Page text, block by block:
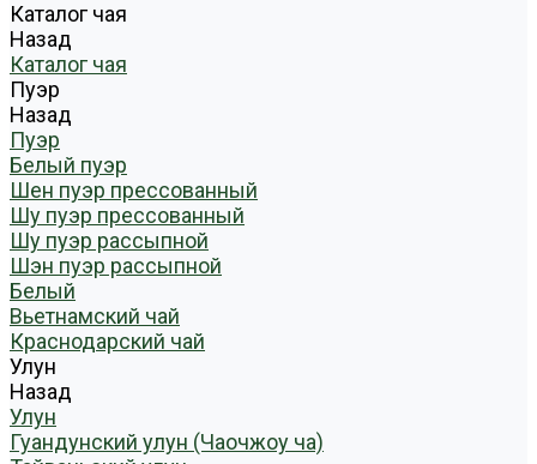
Каталог чая
Назад
Каталог чая
Пуэр
Назад
Пуэр
Белый пуэр
Шен пуэр прессованный
Шу пуэр прессованный
Шу пуэр рассыпной
Шэн пуэр рассыпной
Белый
Вьетнамский чай
Краснодарский чай
Улун
Назад
Улун
Гуандунский улун (Чаочжоу ча)